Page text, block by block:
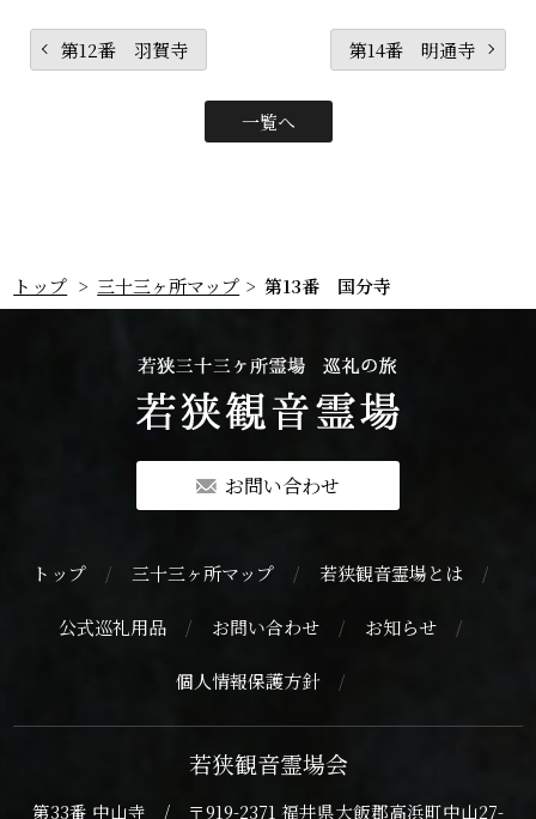
第12番 羽賀寺 第14番 明通寺
一覧へ
トップ 三十三ヶ所マップ 第13番 国分寺
お問い合わせ
トップ 三十三ヶ所マップ 若狭観音霊場とは
公式巡礼用品 お問い合わせ お知らせ
個人情報保護方針
若狭観音霊場会
第33番 中山寺 / 〒919-2371 福井県大飯郡高浜町中山27-